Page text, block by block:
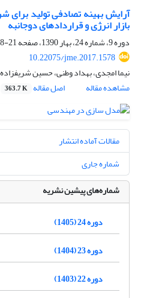
آرایش بهینه تصادفی تولید برای
بازار انرژی و قراردادهای دوجانبه
دوره 9، شماره 24، بهار 1390، صفحه
21-28
10.22075/jme.2017.1578
نیما امجدی، بهداد وطنی، حسین شریف⁯زاده
مشاهده مقاله
اصل مقاله 363.7 K
مقالات آماده انتشار
شماره جاری
شماره‌های پیشین نشریه
دوره 24 (1405)
دوره 23 (1404)
دوره 22 (1403)